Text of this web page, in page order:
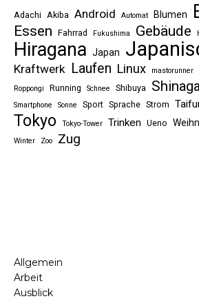
Adachi Akiba Android Automat Blumen
Essen Fahrrad Fukushima Gebäude
Hiragana Japan
Kraftwerk Laufen Linux mastorunner
Roppongi
Running Schnee Shibuya
Smartphone Sonne Sport Sprache Strom
Tokyo Tokyo-Tower Trinken Ueno
Winter Zoo Zug
Allgemein
Arbeit
Ausblick